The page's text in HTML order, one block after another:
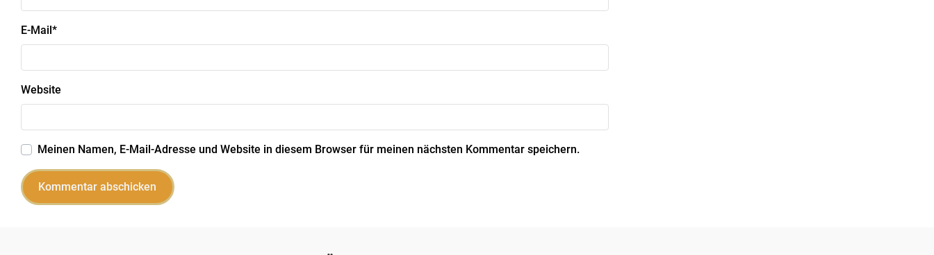
E-Mail*
Website
Meinen Namen, E-Mail-Adresse und Website in diesem Browser für meinen nächsten Kommentar speichern.